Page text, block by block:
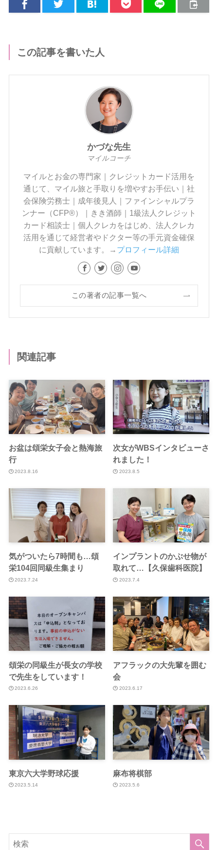
この記事を書いた人
かづな先生
マイルコーチ
マイルとお金の専門家｜クレジットカード活用を
通じて、マイル旅と手取りを増やすお手伝い｜社
会保険労務士｜成年後見人｜ファインシャルプラ
ンナー（CFP®）｜きき酒師｜1級法人クレジット
カード相談士｜個人クレカをはじめ、法人クレカ
活用を通じて経営者やドクター等の手元資金確保
に貢献しています。→ プロフィール詳細
この著者の記事一覧へ
関連記事
お盆は頌栄女子会と熱海旅
行
2023.8.16
次女がWBSインタビューさ
れました！
2023.8.5
気がついたら7時間も…頌
栄104回同級生集まり
2023.7.24
インプラントのかぶせ物が
取れて…【久保歯科医院】
2023.7.4
頌栄の同級生が長女の学校
で先生をしています！
2023.6.26
アフラックの大先輩を囲む
会
2023.6.17
東京六大学野球応援
2023.5.14
麻布将棋部
2023.5.6